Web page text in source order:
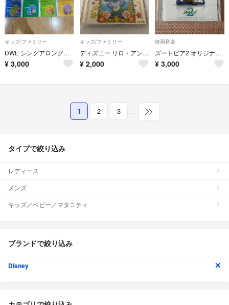
キッズ/ファミリー
DWE シングアロング CD 8枚セット
¥ 3,000
キッズ/ファミリー
ディズニー リロ・アンド・スティッチ アルバム CD
¥ 2,000
映画音楽
ズートピア2 オリジナル・サウンドトラック
¥ 3,000
1 2 3 …
タイプで絞り込み
レディース
メンズ
キッズ／ベビー／マタニティ
ブランドで絞り込み
Disney